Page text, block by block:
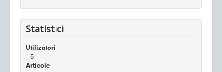
Statistici
Utilizatori
5
Articole